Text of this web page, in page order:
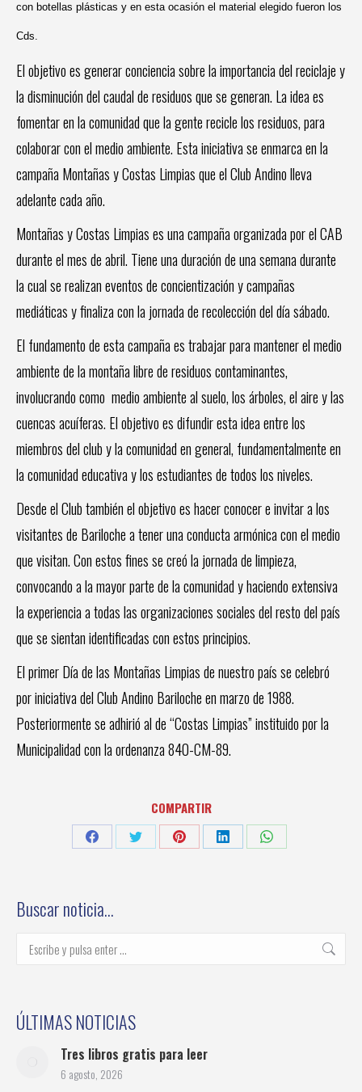
con botellas plásticas y en esta ocasión el material elegido fueron los
Cds.
El objetivo es generar conciencia sobre la importancia del reciclaje y
la disminución del caudal de residuos que se generan. La idea es
fomentar en la comunidad que la gente recicle los residuos, para
colaborar con el medio ambiente. Esta iniciativa se enmarca en la
campaña Montañas y Costas Limpias que el Club Andino lleva
adelante cada año.
Montañas y Costas Limpias es una campaña organizada por el CAB
durante el mes de abril. Tiene una duración de una semana durante
la cual se realizan eventos de concientización y campañas
mediáticas y finaliza con la jornada de recolección del día sábado.
El fundamento de esta campaña es trabajar para mantener el medio
ambiente de la montaña libre de residuos contaminantes,
involucrando como medio ambiente al suelo, los árboles, el aire y las
cuencas acuíferas. El objetivo es difundir esta idea entre los
miembros del club y la comunidad en general, fundamentalmente en
la comunidad educativa y los estudiantes de todos los niveles.
Desde el Club también el objetivo es hacer conocer e invitar a los
visitantes de Bariloche a tener una conducta armónica con el medio
que visitan. Con estos fines se creó la jornada de limpieza,
convocando a la mayor parte de la comunidad y haciendo extensiva
la experiencia a todas las organizaciones sociales del resto del país
que se sientan identificadas con estos principios.
El primer Día de las Montañas Limpias de nuestro país se celebró
por iniciativa del Club Andino Bariloche en marzo de 1988.
Posteriormente se adhirió al de “Costas Limpias” instituido por la
Municipalidad con la ordenanza 840-CM-89.
COMPARTIR
Share
Share
Share
Share
Share
Buscar noticia…
Buscar:
ÚLTIMAS NOTICIAS
Tres libros gratis para leer
6 agosto, 2026